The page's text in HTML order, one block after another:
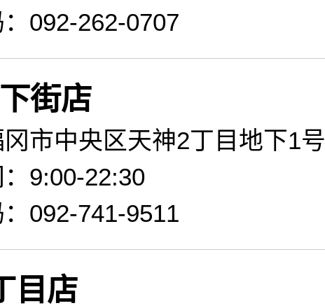
092-262-0707
街店
市中央区天神2丁目地下1
9:00-22:30
092-741-9511
目店